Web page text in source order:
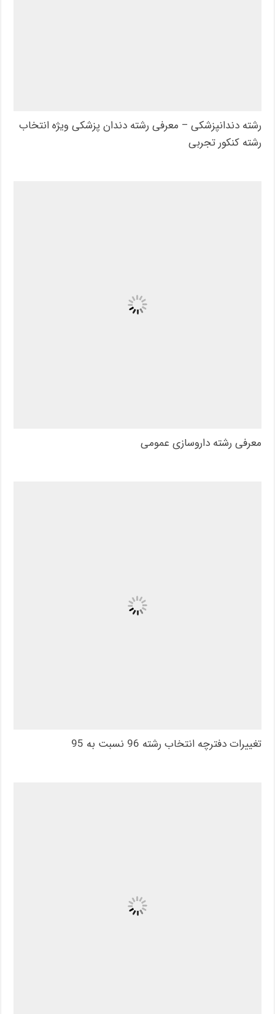
رشته دندانپزشکی – معرفی رشته دندان پزشکی ویژه انتخاب
رشته کنکور تجربی
معرفی رشته داروسازی عمومی
تغییرات دفترچه انتخاب رشته 96 نسبت به 95